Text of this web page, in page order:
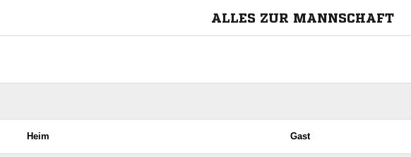
ALLES ZUR MANNSCHAFT
Heim Gast